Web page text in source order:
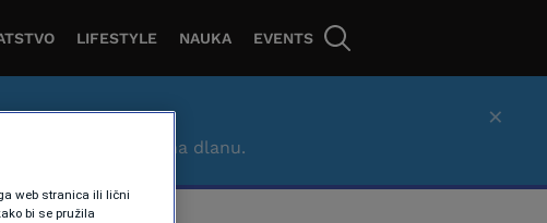
LIFESTYLE NAUKA EVENTS
– brzo, lako i na dlanu.
×
web stranica ili lični
bi se pružila